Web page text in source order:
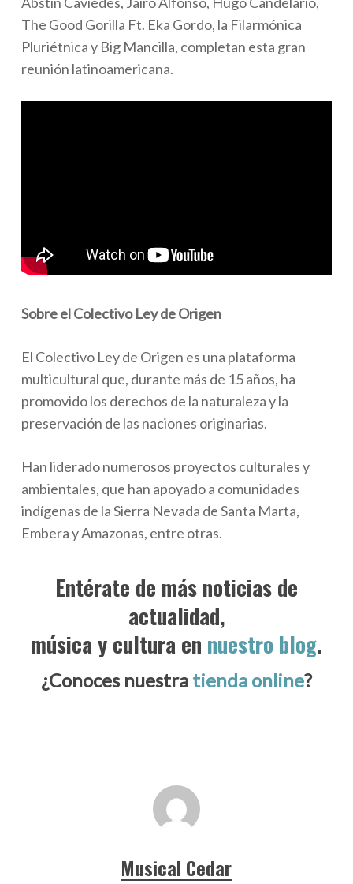
The Good Gorilla Ft. Eka Gordo, la Filarmónica
Pluriétnica y Big Mancilla, completan esta gran
reunión latinoamericana.
Sobre el Colectivo Ley de Origen
El Colectivo Ley de Origen es una plataforma
multicultural que, durante más de 15 años, ha
promovido los derechos de la naturaleza y la
preservación de las naciones originarias.
Han liderado numerosos proyectos culturales y
ambientales, que han apoyado a comunidades
indígenas de la Sierra Nevada de Santa Marta,
Embera y Amazonas, entre otras.
Entérate de más noticias de
actualidad,
música y cultura en nuestro blog.
¿Conoces nuestra tienda online?
Musical Cedar